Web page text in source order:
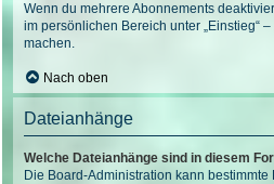
Wenn du mehrere Abonnements
im persönlichen Bereich unter „Einstieg“
machen.
Nach oben
Dateianhänge
Welche Dateianhänge sind in diesem
Die Board-Administration kann